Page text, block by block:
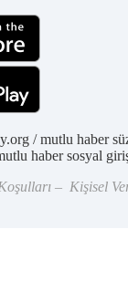
/ mutlu haber
haber sosyal
– Kişisel